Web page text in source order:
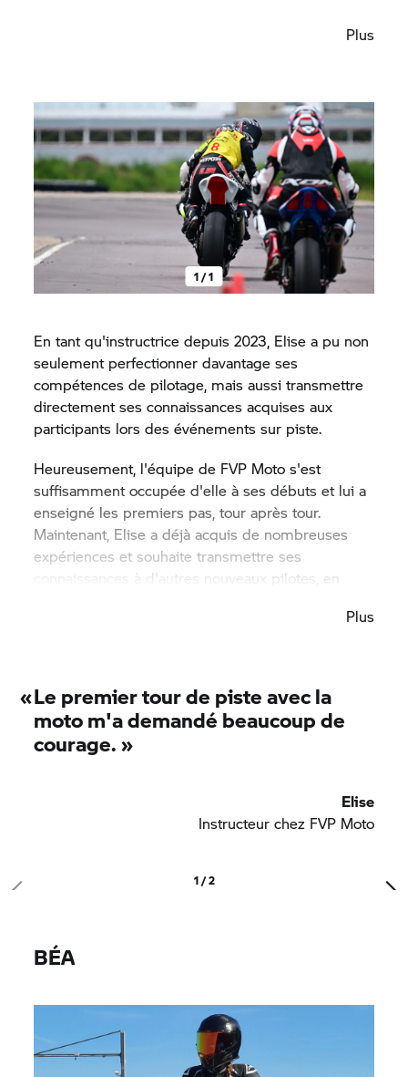
Plus
1 / 1
En tant qu'instructrice depuis 2023, Elise a pu non
seulement perfectionner davantage ses
compétences de pilotage, mais aussi transmettre
directement ses connaissances acquises aux
participants lors des événements sur piste.
Heureusement, l'équipe de FVP Moto s'est
suffisamment occupée d'elle à ses débuts et lui a
enseigné les premiers pas, tour après tour.
Maintenant, Elise a déjà acquis de nombreuses
expériences et souhaite transmettre ses
connaissances à d'autres nouveaux pilotes, en
premiers tours de piste.
Plus
«Le premier tour de piste avec la
moto m'a demandé beaucoup de
courage.»
Elise
Instructeur chez FVP Moto
1 / 2
BÉA